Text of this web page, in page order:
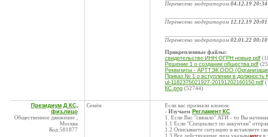
Перенесено модератором 04.12.19 20:34
Перенесено модератором 12.12.19 20:01
Перенесено модератором 02.01.22 00:10
Прикрепленные файлы:
свидетельство ИНН ОГРН новые.pdf
Решение 1 о создании общества.pdf
Реквизиты - АРТТЭК ООО
Приказ № 1 о вступлении в должность
ul-1182375021927-20191202160150.pdf
КС.png (52744)
Президиум Д КС,
физ.лицо
Общественное движение ,
Москва
Код:581877
Семён
Если вас признали клоном
- Изучаем Регламент КС
1. Если Вас "связало" АТИ - то Вы
1.1 Если "Специалист по аккунтам"
1.2 Описываете ситуацию и вставляете
1.3 Все действующие лица указываются в